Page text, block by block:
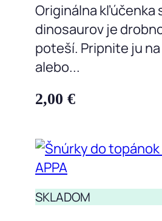
Originálna kľúčenka
dinosaurov je
poteší. Pripnite ju
alebo...
2,00 €
SKLADOM